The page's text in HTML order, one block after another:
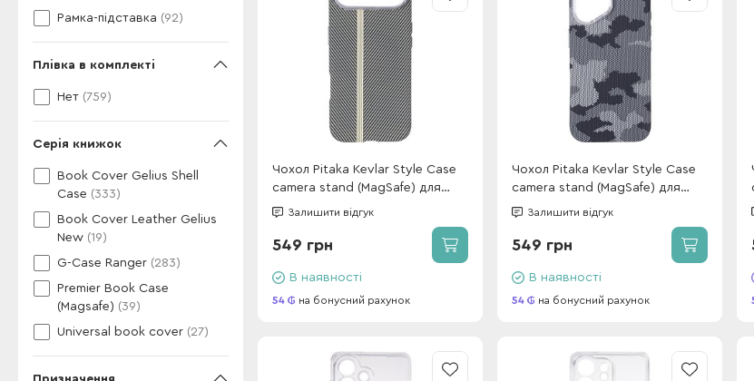
Рамка-підставка (92)
Плівка в комплекті
Нет (759)
Серія книжок
Book Cover Gelius Shell
Case (333)
Book Cover Leather Gelius
New (19)
G-Case Ranger (283)
Premier Book Case
(Magsafe) (39)
Universal book cover (27)
Чохол Pitaka Kevlar Style Case
camera stand (MagSafe) для
iPhone 17 Air Desert Gold (box)
Залишити відгук
549 грн
В наявності
54 на бонусний рахунок
Чохол Pitaka Kevlar Style Case
camera stand (MagSafe) для
iPhone 17 Military Grey (box)
Залишити відгук
549 грн
В наявності
54 на бонусний рахунок